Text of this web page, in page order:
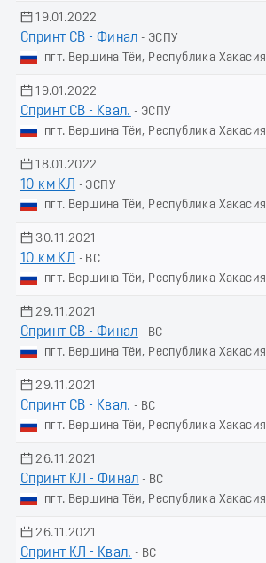
19.01.2022
Спринт СВ - Финал - ЭСПУ
пгт. Вершина Тёи, Республика Хакасия
19.01.2022
Спринт СВ - Квал. - ЭСПУ
пгт. Вершина Тёи, Республика Хакасия
18.01.2022
10 км КЛ
- ЭСПУ
пгт. Вершина Тёи, Республика Хакасия
30.11.2021
10 км КЛ
- ВС
пгт. Вершина Тёи, Республика Хакасия
29.11.2021
Спринт СВ - Финал - ВС
пгт. Вершина Тёи, Республика Хакасия
29.11.2021
Спринт СВ - Квал. - ВС
пгт. Вершина Тёи, Республика Хакасия
26.11.2021
Спринт КЛ - Финал - ВС
пгт. Вершина Тёи, Республика Хакасия
26.11.2021
Спринт КЛ - Квал. - ВС